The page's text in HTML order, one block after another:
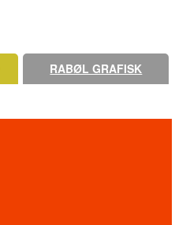
RABØL GRAFISK